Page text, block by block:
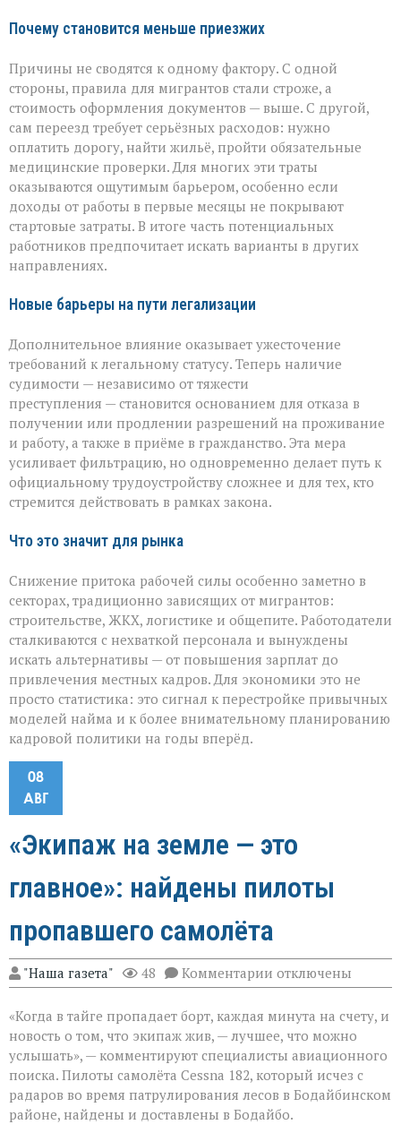
Почему становится меньше приезжих
Причины не сводятся к одному фактору. С одной
стороны, правила для мигрантов стали строже, а
стоимость оформления документов — выше. С другой,
сам переезд требует серьёзных расходов: нужно
оплатить дорогу, найти жильё, пройти обязательные
медицинские проверки. Для многих эти траты
оказываются ощутимым барьером, особенно если
доходы от работы в первые месяцы не покрывают
стартовые затраты. В итоге часть потенциальных
работников предпочитает искать варианты в других
направлениях.
Новые барьеры на пути легализации
Дополнительное влияние оказывает ужесточение
требований к легальному статусу. Теперь наличие
судимости — независимо от тяжести
преступления — становится основанием для отказа в
получении или продлении разрешений на проживание
и работу, а также в приёме в гражданство. Эта мера
усиливает фильтрацию, но одновременно делает путь к
официальному трудоустройству сложнее и для тех, кто
стремится действовать в рамках закона.
Что это значит для рынка
Снижение притока рабочей силы особенно заметно в
секторах, традиционно зависящих от мигрантов:
строительстве, ЖКХ, логистике и общепите. Работодатели
сталкиваются с нехваткой персонала и вынуждены
искать альтернативы — от повышения зарплат до
привлечения местных кадров. Для экономики это не
просто статистика: это сигнал к перестройке привычных
моделей найма и к более внимательному планированию
кадровой политики на годы вперёд.
08
АВГ
«Экипаж на земле — это
главное»: найдены пилоты
пропавшего самолёта
"Наша газета" 48 Комментарии к
записи
на
земле — это
главное»:
найдены
пилоты
пропавшего
самолёта
отключены
«Когда в тайге пропадает борт, каждая минута на счету, и
новость о том, что экипаж жив, — лучшее, что можно
услышать», — комментируют специалисты авиационного
поиска. Пилоты самолёта Cessna 182, который исчез с
радаров во время патрулирования лесов в Бодайбинском
районе, найдены и доставлены в Бодайбо.